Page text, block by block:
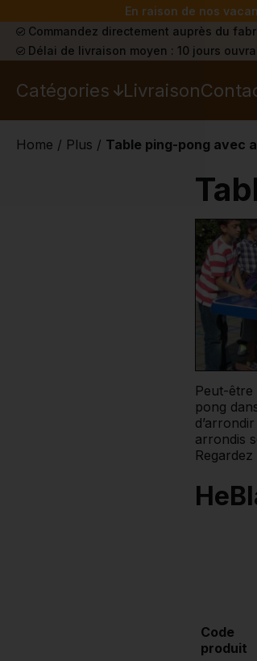
En raison de nos
Commandez directement auprès du
Délai de livraison moyen : 10 jours
Catégories Livraison
Home / Plus / Table ping-pong avec
Peut-être
pong
arrondis
Code
produit